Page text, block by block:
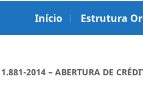
Início Estrutura
2014 – ABERTURA DE